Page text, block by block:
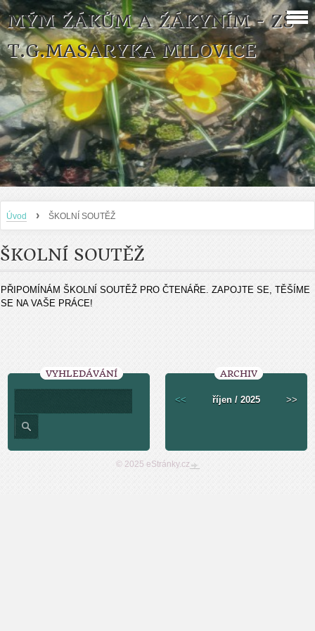
MÝM ŽÁKŮM A ŽÁKYNÍM - ZŠ
T.G.MASARYKA MILOVICE
Úvod › ŠKOLNÍ SOUTĚŽ
ŠKOLNÍ SOUTĚŽ
PŘIPOMÍNÁM ŠKOLNÍ SOUTĚŽ PRO ČTENÁŘE. ZAPOJTE SE, TĚŠÍME
SE NA VAŠE PRÁCE!
VYHLEDÁVÁNÍ ARCHIV
<< říjen / 2025 >>
© 2025 eStránky.cz